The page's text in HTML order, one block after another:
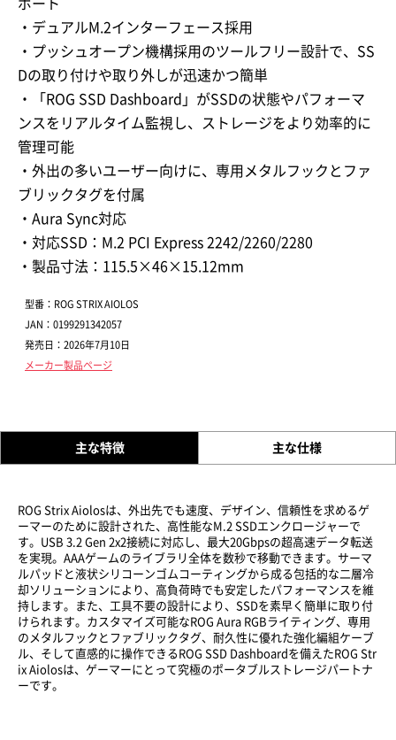
ポート
・デュアルM.2インターフェース採用
・プッシュオープン機構採用のツールフリー設計で、SS
Dの取り付けや取り外しが迅速かつ簡単
・「ROG SSD Dashboard」がSSDの状態やパフォーマ
ンスをリアルタイム監視し、ストレージをより効率的に
管理可能
・外出の多いユーザー向けに、専用メタルフックとファ
ブリックタグを付属
・Aura Sync対応
・対応SSD：M.2 PCI Express 2242/2260/2280
・製品寸法：115.5×46×15.12mm
型番：ROG STRIX AIOLOS
JAN：0199291342057
発売日：2026年7月10日
メーカー製品ページ
主な特徴 主な仕様
ROG Strix Aiolosは、外出先でも速度、デザイン、信頼性を求めるゲ
ーマーのために設計された、高性能なM.2 SSDエンクロージャーで
す。USB 3.2 Gen 2x2接続に対応し、最大20Gbpsの超高速データ転送
を実現。AAAゲームのライブラリ全体を数秒で移動できます。サーマ
ルパッドと液状シリコーンゴムコーティングから成る包括的な二層冷
却ソリューションにより、高負荷時でも安定したパフォーマンスを維
持します。また、工具不要の設計により、SSDを素早く簡単に取り付
けられます。カスタマイズ可能なROG Aura RGBライティング、専用
のメタルフックとファブリックタグ、耐久性に優れた強化編組ケーブ
ル、そして直感的に操作できるROG SSD Dashboardを備えたROG Str
ix Aiolosは、ゲーマーにとって究極のポータブルストレージパートナ
ーです。